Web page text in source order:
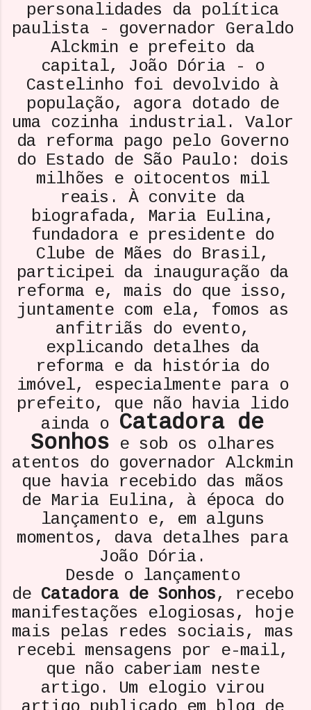
personalidades da política
paulista - governador Geraldo
Alckmin e prefeito da
capital, João Dória - o
Castelinho foi devolvido à
população, agora dotado de
uma cozinha industrial. Valor
da reforma pago pelo Governo
do Estado de São Paulo: dois
milhões e oitocentos mil
reais. À convite da
biografada, Maria Eulina,
fundadora e presidente do
Clube de Mães do Brasil,
participei da inauguração da
reforma e, mais do que isso,
juntamente com ela, fomos as
anfitriãs do evento,
explicando detalhes da
reforma e da história do
imóvel, especialmente para o
prefeito, que não havia lido
ainda o Catadora de
Sonhos e sob os olhares
atentos do governador Alckmin
que havia recebido das mãos
de Maria Eulina, à época do
lançamento e, em alguns
momentos, dava detalhes para
João Dória.
Desde o lançamento
de Catadora de Sonhos, recebo
manifestações elogiosas, hoje
mais pelas redes sociais, mas
recebi mensagens por e-mail,
que não caberiam neste
artigo. Um elogio virou